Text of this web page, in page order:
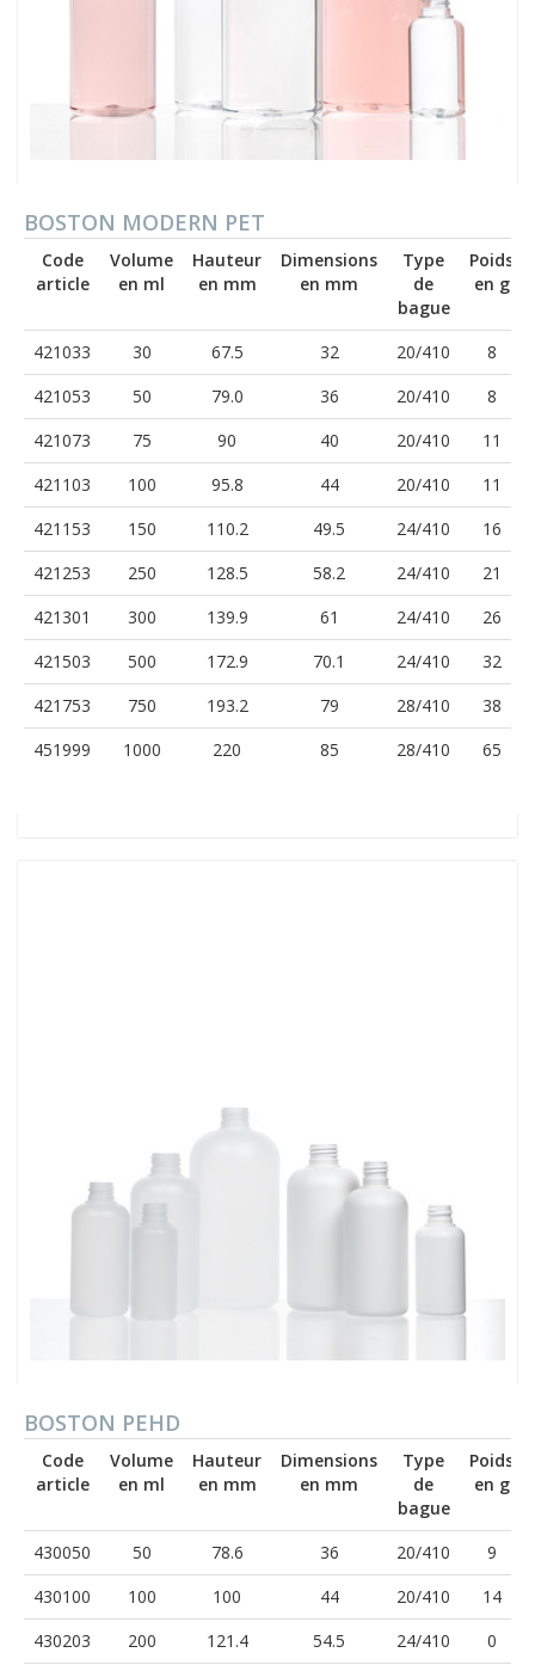
BOSTON MODERN PET
Code
article
Volume
en ml
Hauteur
en mm
Dimensions
en mm
Type
de
bague
Poids
en g
421033 30 67.5 32 20/410
8
421053
50 79.0 36 20/410
8
421073
75 90 40 20/410
11
421103
100 95.8 44 20/410
11
421153
150 110.2 49.5 24/410
16
421253
250 128.5 58.2 24/410
21
421301
300 139.9 61 24/410
26
421503
500 172.9 70.1 24/410
32
421753
750 193.2 79 28/410
38
451999
1000 220 85 28/410 65
BOSTON PEHD
Code
article
Volume
en ml
Hauteur
en mm
Dimensions
en mm
Type
de
bague
Poids
en g
430050 50 78.6 36 20/410
9
430100
100 100 44 20/410
14
430203
200 121.4 54.5 24/410
0